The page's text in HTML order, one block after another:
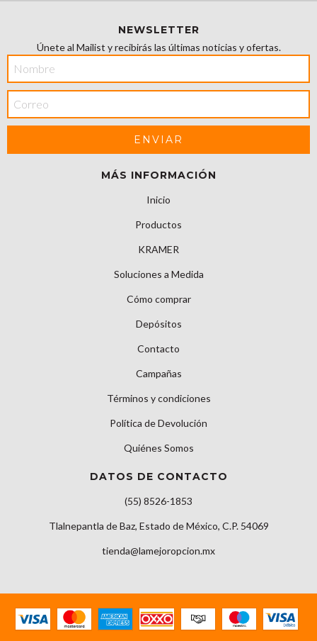
NEWSLETTER
Únete al Mailist y recibirás las últimas noticias y ofertas.
MÁS INFORMACIÓN
Inicio
Productos
KRAMER
Soluciones a Medida
Cómo comprar
Depósitos
Contacto
Campañas
Términos y condiciones
Política de Devolución
Quiénes Somos
DATOS DE CONTACTO
(55) 8526-1853
Tlalnepantla de Baz, Estado de México, C.P. 54069
tienda@lamejoropcion.mx